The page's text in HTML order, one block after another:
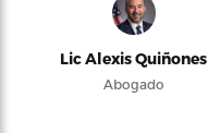
Lic Alexis Quiñones
Abogado